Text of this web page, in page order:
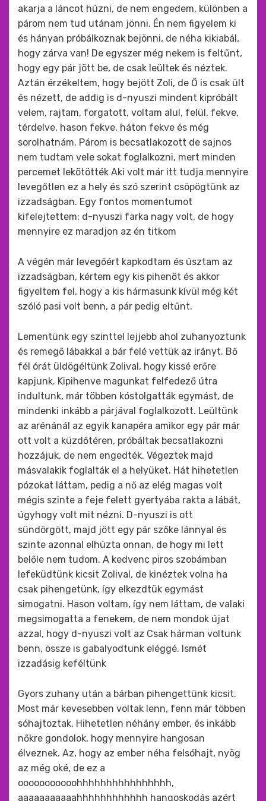
akarja a láncot húzni, de nem engedem, különben a
párom nem tud utánam jönni. Én nem figyelem ki
és hányan próbálkoznak bejönni, de néha kikiabál,
hogy zárva van! De egyszer még nekem is feltűnt,
hogy egy pár jött be, de csak leültek és néztek.
Aztán érzékeltem, hogy bejött Zoli, de Ő is csak ült
és nézett, de addig is d-nyuszi mindent kipróbált
velem, rajtam, forgatott, voltam alul, felül, fekve,
térdelve, hason fekve, háton fekve és még
sorolhatnám. Párom is becsatlakozott de sajnos
nem tudtam vele sokat foglalkozni, mert minden
percemet lekötötték Aki volt már itt tudja mennyire
levegőtlen ez a hely és szó szerint csöpögtünk az
izzadságban. Egy fontos momentumot
kifelejtettem: d-nyuszi farka nagy volt, de hogy
mennyire ez maradjon az én titkom
A végén már levegőért kapkodtam és úsztam az
izzadságban, kértem egy kis pihenőt és akkor
figyeltem fel, hogy a kis hármasunk kívül még két
szóló pasi volt benn, a pár pedig eltűnt.
Lementünk egy szinttel lejjebb ahol zuhanyoztunk
és remegő lábakkal a bár felé vettük az irányt. Bő
fél órát üldögéltünk Zolival, hogy kissé erőre
kapjunk. Kipihenve magunkat felfedező útra
indultunk, már többen kóstolgatták egymást, de
mindenki inkább a párjával foglalkozott. Leültünk
az arénánál az egyik kanapéra amikor egy pár már
ott volt a küzdőtéren, próbáltak becsatlakozni
hozzájuk, de nem engedték. Végeztek majd
másvalakik foglalták el a helyüket. Hát hihetetlen
pózokat láttam, pedig a nő az elég magas volt
mégis szinte a feje felett gyertyába rakta a lábát,
úgyhogy volt mit nézni. D-nyuszi is ott
sündörgött, majd jött egy pár szőke lánnyal és
szinte azonnal elhúzta onnan, de hogy mi lett
belőle nem tudom. A kedvenc piros szobámban
lefeküdtünk kicsit Zolival, de kinéztek volna ha
csak pihengetünk, így elkezdtük egymást
simogatni. Hason voltam, így nem láttam, de valaki
megsimogatta a fenekem, de nem mondok újat
azzal, hogy d-nyuszi volt az Csak hárman voltunk
benn, össze is gabalyodtunk eléggé. Ismét
izzadásig keféltünk
Gyors zuhany után a bárban pihengettünk kicsit.
Most már kevesebben voltak lenn, fenn már többen
sóhajtoztak. Hihetetlen néhány ember, és inkább
nőkre gondolok, hogy mennyire hangosan
élveznek. Az, hogy az ember néha felsóhajt, nyög
az még oké, de ez a
ooooooooooohhhhhhhhhhhhhhhh,
aaaaaaaaaaahhhhhhhhhhhh hangoskodás azért